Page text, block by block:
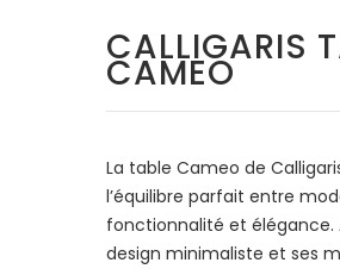
CALLIGARIS
CAMEO
La table Cameo de
l’équilibre parfait entre
fonctionnalité et élégance.
design minimaliste et ses